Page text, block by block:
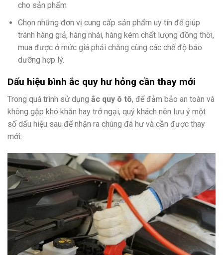
cho sản phẩm
Chọn những đơn vị cung cấp sản phẩm uy tín để giúp
tránh hàng giả, hàng nhái, hàng kém chất lượng đồng thời,
mua được ở mức giá phải chăng cùng các chế độ bảo
dưỡng hợp lý.
Dấu hiệu bình ắc quy hư hỏng cần thay mới
Trong quá trình sử dụng ắc quy ô tô, để đảm bảo an toàn và
không gặp khó khăn hay trở ngại, quý khách nên lưu ý một
số dấu hiệu sau để nhận ra chúng đã hư và cần được thay
mới: